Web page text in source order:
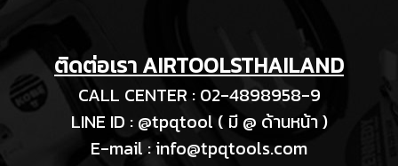
ติดต่อเรา AIRTOOLSTHAILAND
CALL CENTER : 02-4898958-9
LINE ID : @tpqtool ( มี @ ด้านหน้า )
E-mail :info@tpqtools.com